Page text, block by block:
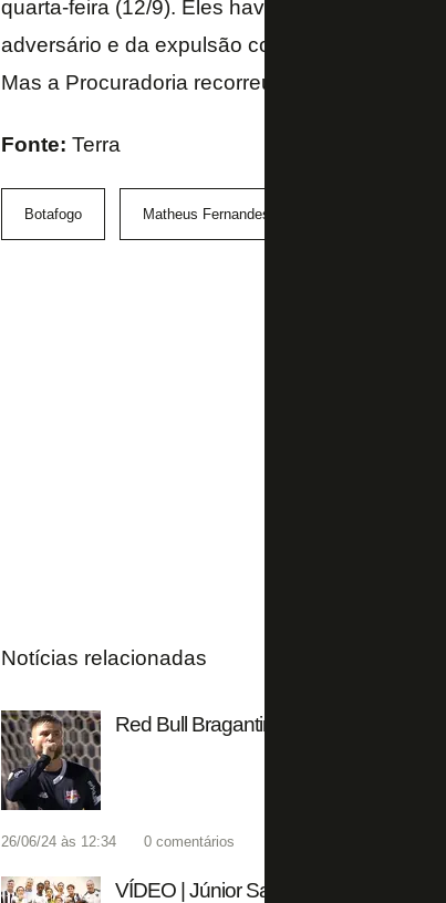
quarta-feira (12/9). Eles haviam sido
adversário e da expulsão contra o Flamengo,
Mas a Procuradoria recorreu.
Fonte: Terra
Botafogo Matheus Fernandes
Notícias relacionadas
Red Bull Bragantino perde dois
26/06/24 às 12:34 0 comentários
VÍDEO | Júnior Santos faz a festa de